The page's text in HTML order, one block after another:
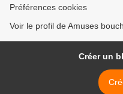
Préférences cookies
Voir le profil de Amuses
Créer un